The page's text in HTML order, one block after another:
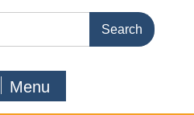
Menu